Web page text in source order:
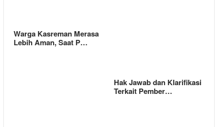
Warga Kasreman Merasa
Lebih Aman, Saat P…
Hak Jawab dan Klarifikasi
Terkait Pember…